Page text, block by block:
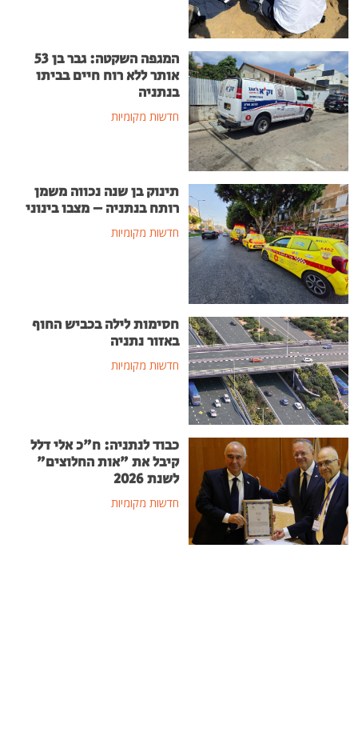
המגפה השקטה: גבר בן 53
אותר ללא רוח חיים בביתו
בנתניה
חדשות מקומיות
תינוק בן שנה נכווה משמן
רותח בנתניה – מצבו בינוני
חדשות מקומיות
חסימות לילה בכביש החוף
באזור נתניה
חדשות מקומיות
כבוד לנתניה: ח"כ אלי דלל
קיבל את "אות החלוצים"
לשנת 2026
חדשות מקומיות